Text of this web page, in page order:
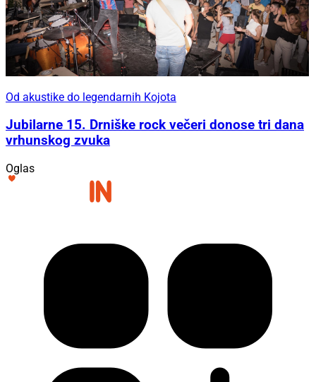
Od akustike do legendarnih Kojota
Jubilarne 15. Drniške rock večeri donose tri dana
vrhunskog zvuka
Oglas